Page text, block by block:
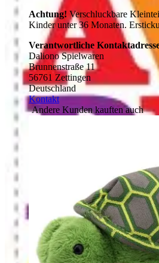
Achtung! Verschluckbare
Kinder unter 36 Monaten.
Verantwortliche
Daliono Spielwaren
Brunnenstraße 11
56761 Zettingen
Deutschland
Kontakt
Andere Kunden kauften auch